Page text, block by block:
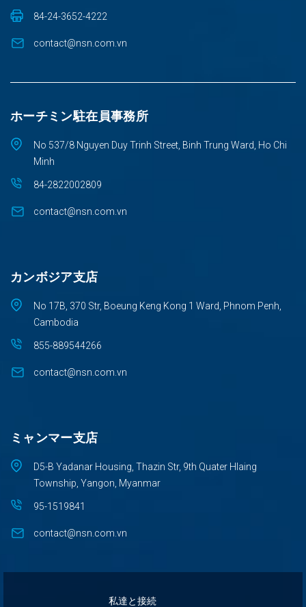
84-24-3652-4222
contact@nsn.com.vn
ホーチミン駐在員事務所
No 537/8 Nguyen Duy Trinh Street, Binh Trung Ward, Ho Chi
Minh
84-2822002809
contact@nsn.com.vn
カンボジア支店
No 17B, 370 Str, Boeung Keng Kong 1 Ward, Phnom Penh,
Cambodia
855-889544266
contact@nsn.com.vn
ミャンマー支店
D5-B Yadanar Housing, Thazin Str, 9th Quater Hlaing
Township, Yangon, Myanmar
95-1519841
contact@nsn.com.vn
私達と接続